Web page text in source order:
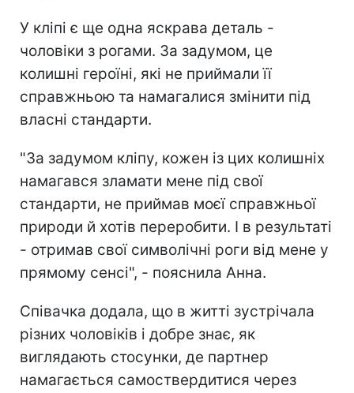
У кліпі є ще одна яскрава деталь -
чоловіки з рогами. За задумом, це
колишні героїні, які не приймали її
справжньою та намагалися змінити під
власні стандарти.
"За задумом кліпу, кожен із цих колишніх
намагався зламати мене під свої
стандарти, не приймав моєї справжньої
природи й хотів переробити. І в результаті
- отримав свої символічні роги від мене у
прямому сенсі", - пояснила Анна.
Співачка додала, що в житті зустрічала
різних чоловіків і добре знає, як
виглядають стосунки, де партнер
намагається самоствердитися через